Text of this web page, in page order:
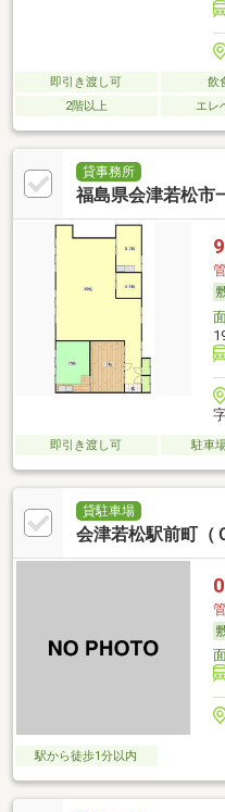
即引き渡し可 飲
2階以上
エレ
貸事務所
福島県会津若松市
即引き渡し可 駐車
貸駐車場
会津若松駅前町（
駅から徒歩1分以内